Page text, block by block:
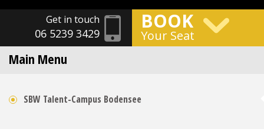
Get in touch
06 5239 3429
BOOK
Your Seat
Main Menu
SBW Talent-Campus Bodensee